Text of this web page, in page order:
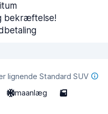
bekræftelse!
lignende Standard SUV
Klimaanlæg 5